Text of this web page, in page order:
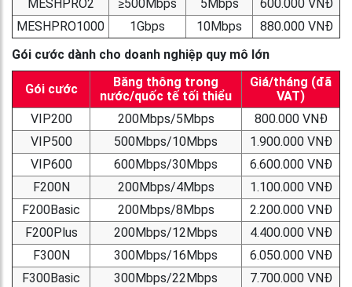
MESHPRO2
≥500Mbps 5Mbps
600.000 VNĐ
MESHPRO1000
1Gbps 10Mbps
880.000 VNĐ
Gói cước dành cho doanh nghiệp quy mô lớn
Gói cước
Băng thông trong
nước/quốc tế tối thiểu
Giá/tháng (đã
VAT)
VIP200
200Mbps/5Mbps
800.000 VNĐ
VIP500
500Mbps/10Mbps
1.900.000 VNĐ
VIP600
600Mbps/30Mbps
6.600.000 VNĐ
F200N
200Mbps/4Mbps
1.100.000 VNĐ
F200Basic
200Mbps/8Mbps
2.200.000 VNĐ
F200Plus
200Mbps/12Mbps
4.400.000 VNĐ
F300N
300Mbps/16Mbps
6.050.000 VNĐ
F300Basic
300Mbps/22Mbps
7.700.000 VNĐ